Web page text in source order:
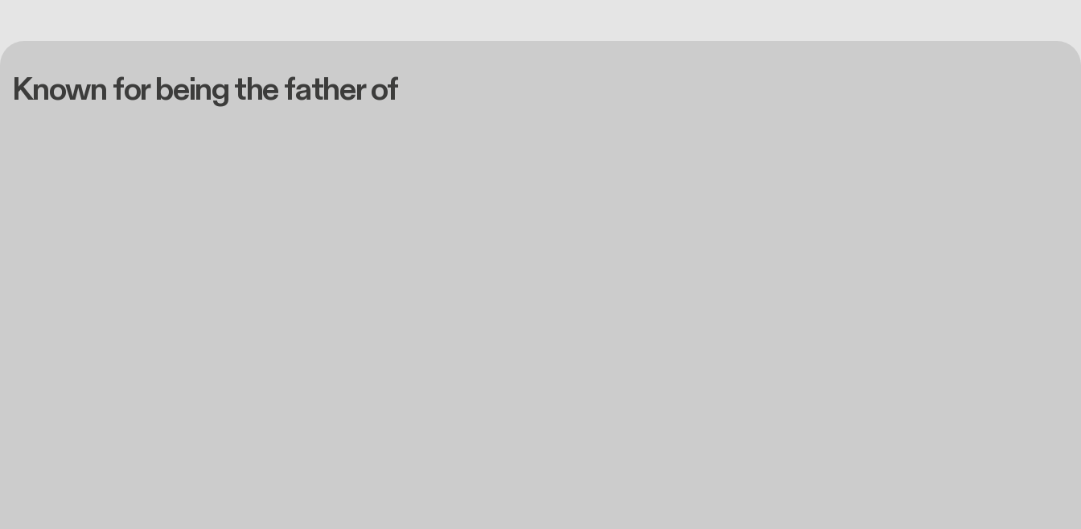
Known for being the father of